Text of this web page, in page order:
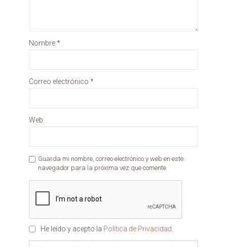
Nombre*
Correo electrónico *
Web
Guarda mi nombre, correo electrónico y web en este
navegador para la próxima vez que comente.
He leído y acepto la Política de Privacidad